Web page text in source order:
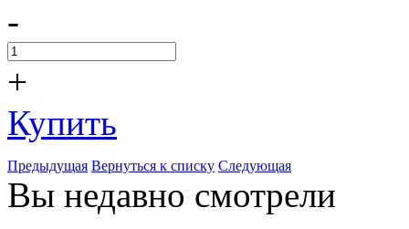
-
+
Купить
Предыдущая Вернуться к списку Следующая
Вы недавно смотрели